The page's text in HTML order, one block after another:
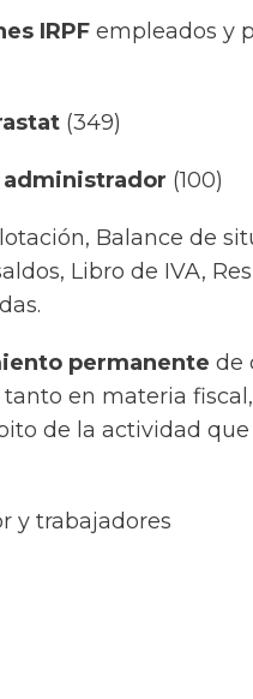
IRPF empleados y
(349)
administrador (100)
Balance de
Libro de IVA,
permanente de
en materia
de la actividad
y trabajadores